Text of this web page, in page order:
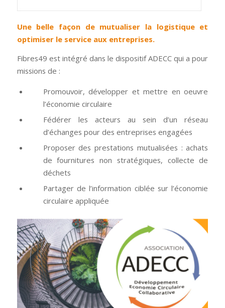
Une belle façon de mutualiser la logistique et
optimiser le service aux entreprises.
Fibres49 est intégré dans le dispositif ADECC qui a pour
missions de :
Promouvoir, développer et mettre en oeuvre
l’économie circulaire
Fédérer les acteurs au sein d’un réseau
d’échanges pour des entreprises engagées
Proposer des prestations mutualisées : achats
de fournitures non stratégiques, collecte de
déchets
Partager de l’information ciblée sur l’économie
circulaire appliquée